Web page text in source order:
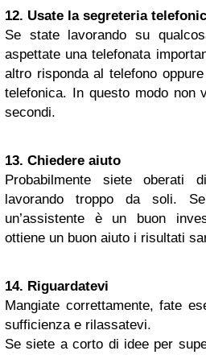
12. Usate la segreteria
Se state lavorando su
aspettate una telefonata
altro risponda al telefono
telefonica. In questo modo non
secondi.
13. Chiedere aiuto
Probabilmente siete oberati
lavorando troppo da soli.
un’assistente è un buon
ottiene un buon aiuto i risultati
14. Riguardatevi
Mangiate correttamente, fate
sufficienza e rilassatevi.
Se siete a corto di idee per